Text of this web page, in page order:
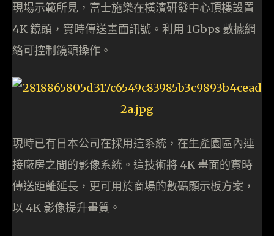
現場示範所見，富士施樂在橫濱研發中心頂樓設置
4K 鏡頭，實時傳送畫面訊號。利用 1Gbps 數據網
絡可控制鏡頭操作。
現時已有日本公司在採用這系統，在生產園區內連
接廠房之間的影像系統。這技術將 4K 畫面的實時
傳送距離延長，更可用於商場的數碼顯示板方案，
以 4K 影像提升畫質。